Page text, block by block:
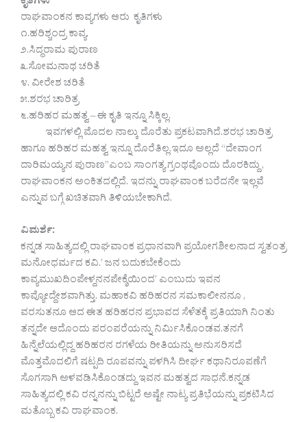
ರಾಘವಾಂಕನ ಕಾವ್ಯಗಳು ಆರು ಕೃತಿಗಳು
೧.ಹರಿಶ್ಚಂದ್ರ ಕಾವ್ಯ.
೨.ಸಿದ್ಧರಾಮ ಪುರಾಣ
೩.ಸೋಮನಾಥ ಚರಿತೆ
೪. ವೀರೇಶ ಚರಿತೆ
೫.ಶರಭ ಚಾರಿತ್ರ
೬.ಹರಿಹರ ಮಹತ್ವ – ಈ ಕೃತಿ ಇನ್ನೂ ಸಿಕ್ಕಿಲ್ಲ.
ಇವಗಳಲ್ಲಿ ಮೊದಲ ನಾಲ್ಕು ದೊರೆತು ಪ್ರಕಟವಾಗಿದೆ.ಶರಭ ಚಾರಿತ್ರ
ಹಾಗೂ ಹರಿಹರ ಮಹತ್ವ ಇನ್ನೂ ದೊರೆತಿಲ್ಲ.ಇದೂ ಅಲ್ಲದೆ “ದೇವಾಂಗ
ದಾರಿಮಯ್ಯನ ಪುರಾಣ”ಎಂಬ ಸಾಂಗತ್ಯ ಗ್ರಂಥವೊಂದು ದೊರಕಿದ್ದು ,
ರಾಘವಾಂಕನ ಅಂಕಿತದಲ್ಲಿದೆ. ಇದನ್ನು ರಾಘವಾಂಕ ಬರೆದನೇ ಇಲ್ಲವೆ
ಎನ್ನುವ ಬಗ್ಗೆ ಖಚಿತವಾಗಿ ತಿಳಿಯಬೇಕಾಗಿದೆ.
ವಿಮರ್ಶೆ:
ಕನ್ನಡ ಸಾಹಿತ್ಯದಲ್ಲಿ ರಾಘವಾಂಕ ಪ್ರಧಾನವಾಗಿ ಪ್ರಯೋಗಶೀಲನಾದ ಸ್ವತಂತ್ರ
ಮನೋಧರ್ಮದ ಕವಿ.’ ಜನ ಬದುಕಬೇಕೆಂದು
ಕಾವ್ಯಮುಖದಿಂಪೇಳ್ದನನಪೇಕ್ಶೆಯಿಂದ’ ಎಂಬುದು ಇವನ
ಕಾವ್ಯೋದ್ದೇಶವಾಗಿತ್ತು. ಮಹಾಕವಿ ಹರಿಹರನ ಸಮಕಾಲೀನನೂ ,
ವರಸುತನೂ ಆದ ಈತ ಹರಿಹರನ ಪ್ರಭಾವದ ಸೆಳೆತಕ್ಕೆ ಪ್ರತಿಯಾಗಿ ನಿಂತು
ತನ್ನದೇ ಆದೊಂದು ಪರಂಪರೆಯನ್ನು ನಿರ್ಮಿಸಿಕೊಂಡವ.ತನಗೆ
ಹಿನ್ನೆಲೆಯಲ್ಲಿದ್ದ ಹರಿಹರನ ರಗಳೆಯ ರೀತಿಯನ್ನು ಅನುಸರಿಸದೆ
ಮೊತ್ತಮೊದಲಿಗೆ ಷಟ್ಪದಿ ರೂಪವನ್ನು ಪಳಗಿಸಿ ದೀರ್ಘ ಕಥಾನಿರೂಪಣೆಗೆ
ಸೊಗಸಾಗಿ ಅಳವಡಿಸಿಕೊಂಡದ್ದು ಇವನ ಮಹತ್ವದ ಸಾಧನೆ.ಕನ್ನಡ
ಸಾಹಿತ್ಯದಲ್ಲಿ ಕವಿ ರನ್ನನನ್ನು ಬಿಟ್ಟರೆ ಅಷ್ಟೇ ನಾಟ್ಯ ಪ್ರತಿಭೆಯನ್ನು ಪ್ರಕಟಿಸಿದ
ಮತೊಬ್ಬ ಕವಿ ರಾಘವಾಂಕ.